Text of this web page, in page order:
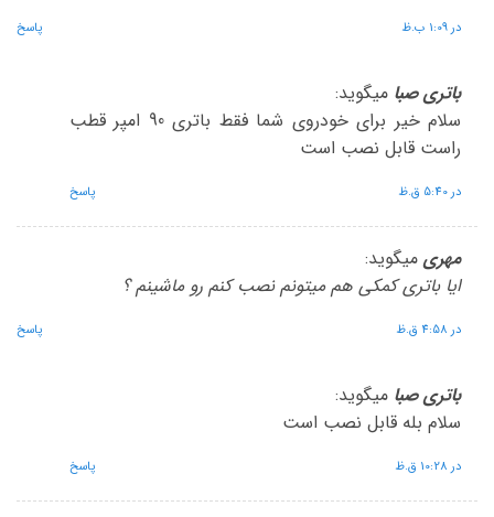
در 1:09 ب.ظ پاسخ
باتری صبا میگوید:
سلام خیر برای خودروی شما فقط باتری 90 امپر قطب
راست قابل نصب است
در 5:40 ق.ظ پاسخ
مهری میگوید:
ایا باتری کمکی هم میتونم نصب کنم رو ماشینم ؟
در 4:58 ق.ظ پاسخ
باتری صبا میگوید:
سلام بله قابل نصب است
در 10:28 ق.ظ پاسخ